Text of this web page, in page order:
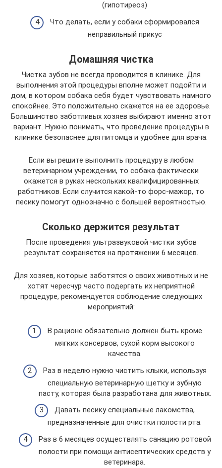
(гипотиреоз)
Что делать, если у собаки сформировался
неправильный прикус
Домашняя чистка
Чистка зубов не всегда проводится в клинике. Для
выполнения этой процедуры вполне может подойти и
дом, в котором собака себя будет чувствовать намного
спокойнее. Это положительно скажется на ее здоровье.
Большинство заботливых хозяев выбирают именно этот
вариант. Нужно понимать, что проведение процедуры в
клинике безопаснее для питомца и удобнее для врача.
Если вы решите выполнить процедуру в любом
ветеринарном учреждении, то собака фактически
окажется в руках нескольких квалифицированных
работников. Если случится какой-то форс-мажор, то
песику помогут однозначно с большей вероятностью.
Сколько держится результат
После проведения ультразвуковой чистки зубов
результат сохраняется на протяжении 6 месяцев.
Для хозяев, которые заботятся о своих животных и не
хотят чересчур часто подергать их неприятной
процедуре, рекомендуется соблюдение следующих
мероприятий:
В рационе обязательно должен быть кроме
мягких консервов, сухой корм высокого
качества.
Раз в неделю нужно чистить клыки, используя
специальную ветеринарную щетку и зубную
пасту, которая была разработана для животных.
Давать песику специальные лакомства,
предназначенные для очистки полости рта.
Раз в 6 месяцев осуществлять санацию ротовой
полости при помощи антисептических средств у
ветеринара.